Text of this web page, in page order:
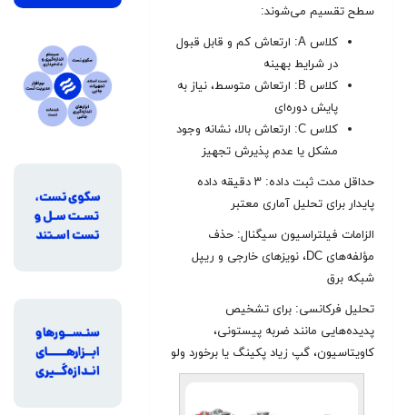
سطح تقسیم می‌شوند:
کلاس A: ارتعاش کم و قابل قبول
در شرایط بهینه
کلاس B: ارتعاش متوسط، نیاز به
پایش دوره‌ای
کلاس C: ارتعاش بالا، نشانه وجود
مشکل یا عدم پذیرش تجهیز
حداقل مدت ثبت داده: ۳ دقیقه داده
پایدار برای تحلیل آماری معتبر
الزامات فیلتراسیون سیگنال: حذف
مؤلفه‌های DC، نویزهای خارجی و ریپل
شبکه برق
تحلیل فرکانسی: برای تشخیص
پدیده‌هایی مانند ضربه پیستونی،
کاویتاسیون، گپ زیاد پکینگ یا برخورد ولو